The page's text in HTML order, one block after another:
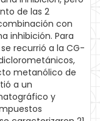
de las 2
con
inhibición. Para
recurrió a la CG-
metanólico de
a un
y